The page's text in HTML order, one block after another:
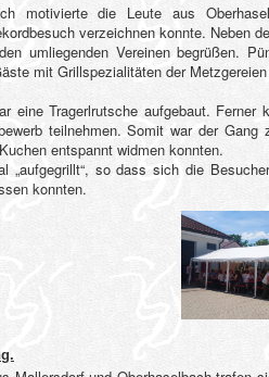
motivierte die Leute aus
verzeichnen konnte. Neben
umliegenden Vereinen begrüßen.
mit Grillspezialitäten der
eine Tragerlrutsche aufgebaut.
teilnehmen. Somit war der
entspannt widmen konnten.
„aufgegrillt“, so dass sich die
konnten.